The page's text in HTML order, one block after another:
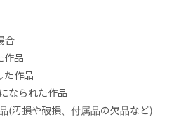
合
作品
た作品
なられた作品
(汚損や破損、付属品の欠品など)